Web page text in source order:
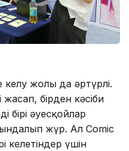
келу жолы да әртүрлі.
жасап, бірден кәсіби
бірі әуесқойлар
жүр. Ал Comic
келетіндер үшін